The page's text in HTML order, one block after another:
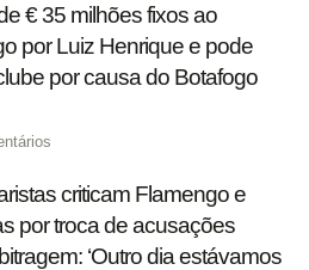
€ 35 milhões fixos ao
por Luiz Henrique e pode
por causa do Botafogo
criticam Flamengo e
por troca de acusações
‘Outro dia estávamos